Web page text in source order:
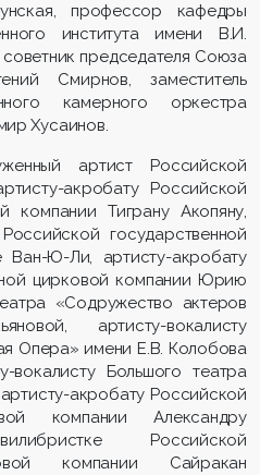
профессор кафедры
института имени В.И.
председателя Союза
Смирнов, заместитель
камерного оркестра
Хусаинов.
артист Российской
акробату Российской
компании Тиграну Акопяну,
государственной
Ван-Ю-Ли, артисту-акробату
цирковой компании Юрию
«Содружество актеров
артисту-вокалисту
Опера» имени Е.В. Колобова
вокалисту Большого театра
акробату Российской
компании Александру
Российской
компании Сайракан